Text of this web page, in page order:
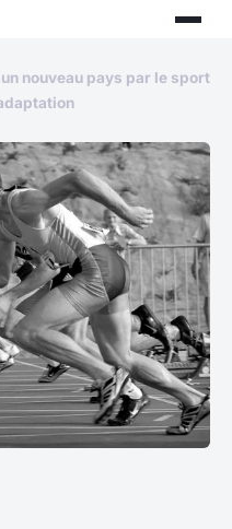
nouveau pays par le sport